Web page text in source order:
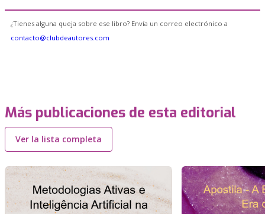
¿Tienes alguna queja sobre ese libro? Envía un correo electrónico a
contacto@clubdeautores.com
Más publicaciones de esta editorial
Ver la lista completa